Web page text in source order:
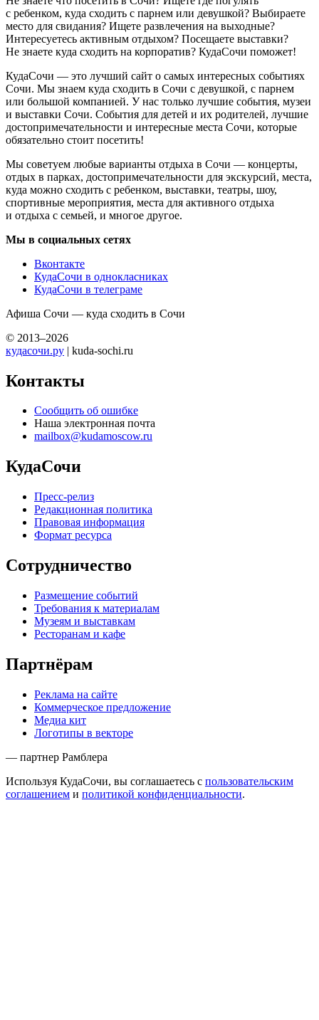
с ребенком, куда сходить с парнем или девушкой? Выбираете
место для свидания? Ищете развлечения на выходные?
Интересуетесь активным отдыхом? Посещаете выставки?
Не знаете куда сходить на корпоратив? КудаСочи поможет!
КудаСочи — это лучший сайт о самых интересных событиях
Сочи. Мы знаем куда сходить в Сочи с девушкой, с парнем
или большой компанией. У нас только лучшие события, музеи
и выставки Сочи. События для детей и их родителей, лучшие
достопримечательности и интересные места Сочи, которые
обязательно стоит посетить!
Мы советуем любые варианты отдыха в Сочи — концерты,
отдых в парках, достопримечательности для экскурсий, места,
куда можно сходить с ребенком, выставки, театры, шоу,
спортивные мероприятия, места для активного отдыха
и отдыха с семьей, и многое другое.
Мы в социальных сетях
Вконтакте
КудаСочи в однокласниках
КудаСочи в телеграме
Афиша Сочи — куда сходить в Сочи
© 2013–2026
кудасочи.ру | kuda-sochi.ru
Контакты
Сообщить об ошибке
Наша электронная почта
mailbox@kudamoscow.ru
КудаСочи
Пресс-релиз
Редакционная политика
Правовая информация
Формат ресурса
Сотрудничество
Размещение событий
Требования к материалам
Музеям и выставкам
Ресторанам и кафе
Партнёрам
Реклама на сайте
Коммерческое предложение
Медиа кит
Логотипы в векторе
— партнер Рамблера
Используя КудаСочи, вы соглашаетесь с пользовательским
соглашением и политикой конфиденциальности.